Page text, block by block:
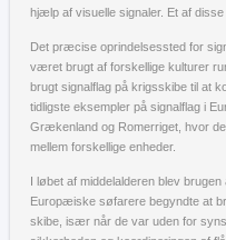
hjælp af visuelle signaler. Et af
Det præcise oprindelsessted for
været brugt af forskellige kulturer
brugt signalflag på krigsskibe til at
tidligste eksempler på signalflag i
Grækenland og Romerriget, hvor
mellem forskellige enheder.
I løbet af middelalderen blev
Europæiske søfarere begyndte at
skibe, især når de var uden for